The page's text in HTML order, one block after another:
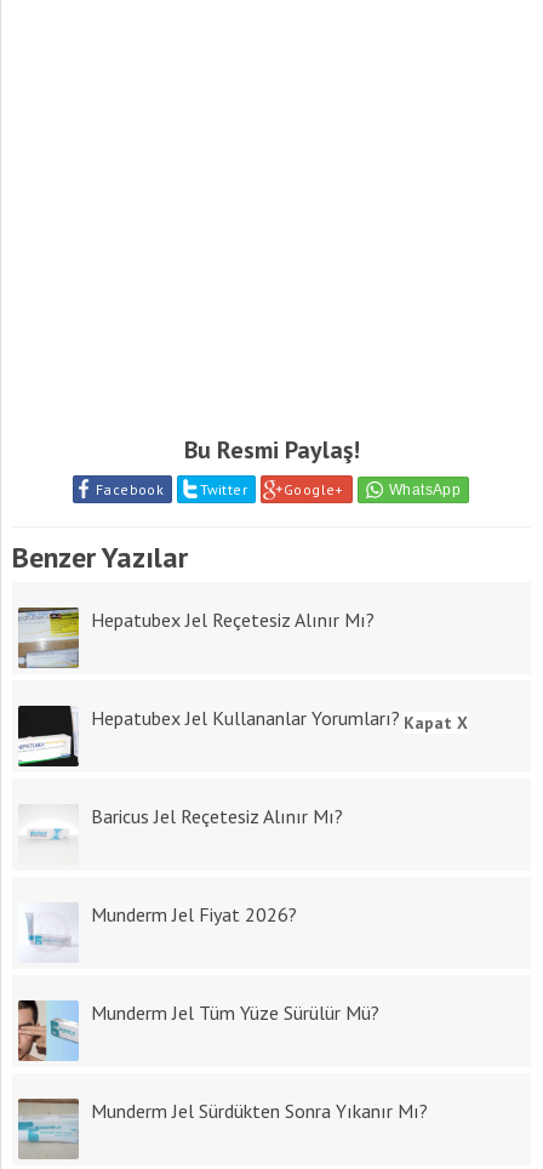
Bu Resmi Paylaş!
Facebook Twitter Google+
Benzer Yazılar
Hepatubex Jel Reçetesiz Alınır Mı?
Hepatubex Jel Kullananlar Yorumları?
Baricus Jel Reçetesiz Alınır Mı?
Munderm Jel Fiyat 2026?
Munderm Jel Tüm Yüze Sürülür Mü?
Munderm Jel Sürdükten Sonra Yıkanır Mı?
Kapat X